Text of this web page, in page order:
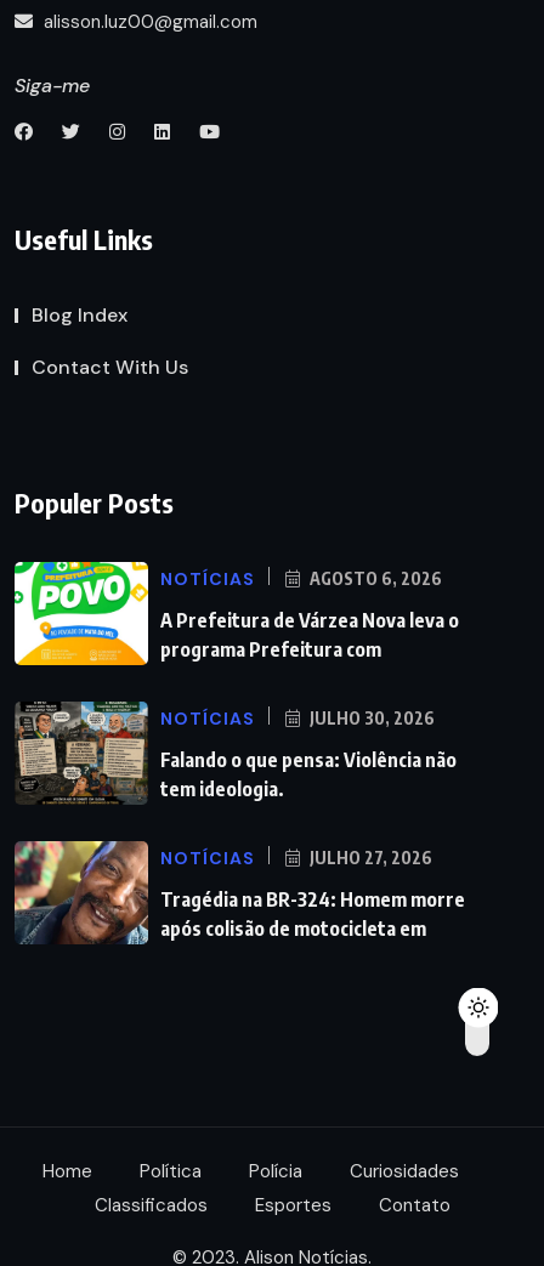
alisson.luz00@gmail.com
Siga-me
Useful Links
Blog Index
Contact With Us
Populer Posts
NOTÍCIAS AGOSTO 6, 2026
A Prefeitura de Várzea Nova leva o
programa Prefeitura com
NOTÍCIAS JULHO 30, 2026
Falando o que pensa: Violência não
tem ideologia.
NOTÍCIAS JULHO 27, 2026
Tragédia na BR-324: Homem morre
após colisão de motocicleta em
Home Política Polícia
Curiosidades
Classificados
Esportes Contato
© 2023. Alison Notícias.